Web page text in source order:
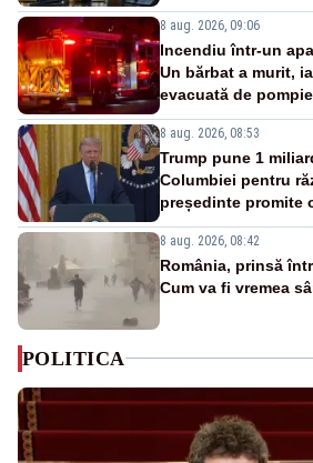
8 aug. 2026, 09:06
Incendiu într-un
Un bărbat a murit,
evacuată de
8 aug. 2026, 08:53
Trump pune 1
Columbiei pentru
președinte promite
8 aug. 2026, 08:42
România, prinsă
Cum va fi vremea
POLITICA